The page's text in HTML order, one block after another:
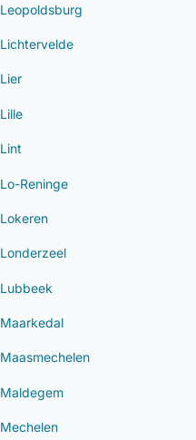
Leopoldsburg
Lichtervelde
Lier
Lille
Lint
Lo-Reninge
Lokeren
Londerzeel
Lubbeek
Maarkedal
Maasmechelen
Maldegem
Mechelen